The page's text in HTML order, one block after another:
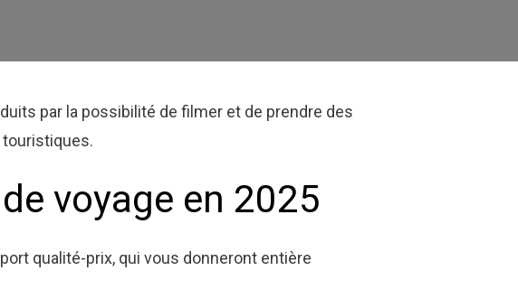
par la possibilité de filmer et de prendre des
voyage en 2025
qualité-prix, qui vous donneront entière